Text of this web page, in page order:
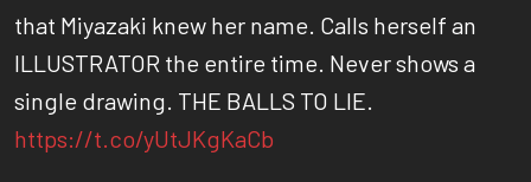
that Miyazaki knew her name. Calls herself an
ILLUSTRATOR the entire time. Never shows a
single drawing. THE BALLS TO LIE.
https://t.co/yUtJKgKaCb